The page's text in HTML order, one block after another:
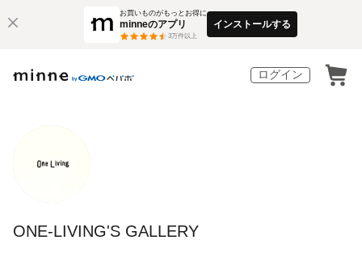
お買いものがもっとお得に
minneのアプリ
3万件以上
インストールする
ログイン
ONE-LIVING'S GALLERY